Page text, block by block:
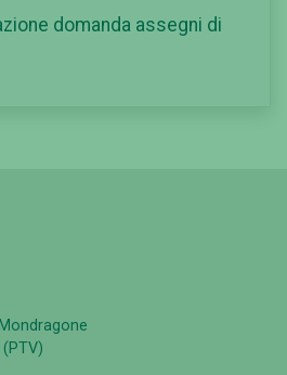
domanda assegni di